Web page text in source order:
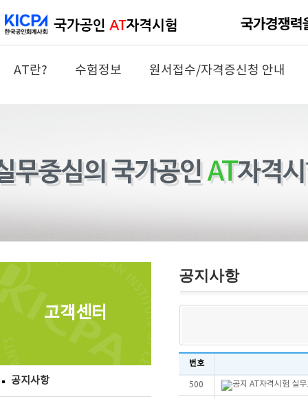
AT란? 수험정보 원서접수/자격증신청 안내
고객센터
공지사항
공지사항
번호
500 AT자격시험 실